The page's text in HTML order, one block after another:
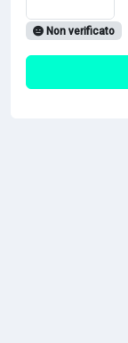
Non verificato